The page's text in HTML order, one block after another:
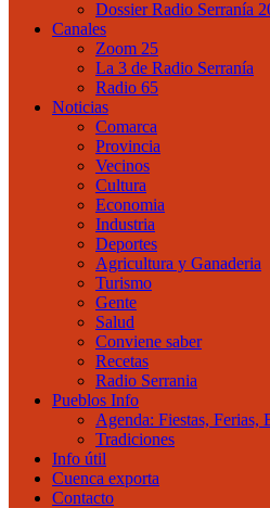
Dossier Radio Serranía
Canales
Zoom 25
La 3 de Radio Serranía
Radio 65
Noticias
Comarca
Provincia
Vecinos
Cultura
Economia
Industria
Deportes
Agricultura y Ganaderia
Turismo
Gente
Salud
Conviene saber
Recetas
Radio Serrania
Pueblos Info
Agenda: Fiestas, Ferias,
Tradiciones
Info útil
Cuenca exporta
Contacto